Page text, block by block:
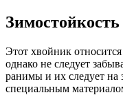
Этот хвойник
однако не следует
ранимы и их следует на
специальным